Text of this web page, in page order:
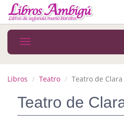
MENÚ PRINCIPAL
Novedades
MATERIAS
Toggle
navigation
Libros Teatro Teatro de Clara
Teatro de